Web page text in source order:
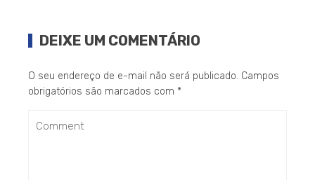
DEIXE UM COMENTÁRIO
O seu endereço de e-mail não será publicado. Campos
obrigatórios são marcados com *